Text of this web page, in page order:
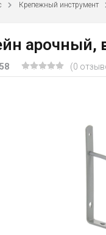
Крепежный инструмент
арочный,
(0